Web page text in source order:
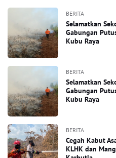
BERITA
Selamatkan
Gabungan
Kubu Raya
BERITA
Selamatkan
Gabungan
Kubu Raya
BERITA
Cegah Kabut
KLHK dan